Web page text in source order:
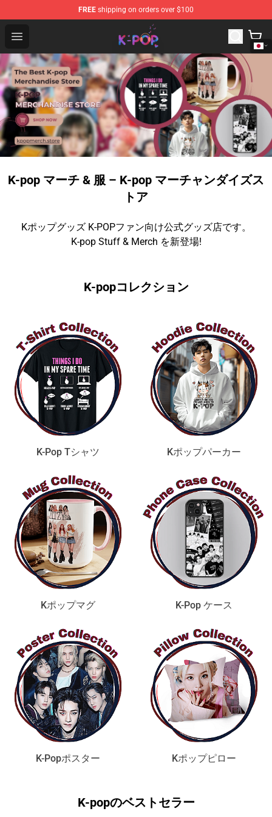
FREE shipping on orders over $100
Open menu
K-pop Store - Official K-pop Merchandise Shop
K-pop マーチ & 服 – K-pop マーチャンダイズス
トア
Kポップグッズ K-POPファン向け公式グッズ店です。
K-pop Stuff & Merch を新登場!
K-popコレクション
K-Pop Tシャツ Kポップパーカー
Kポップマグ K-Pop ケース
K-Popポスター Kポップピロー
K-popのベストセラー